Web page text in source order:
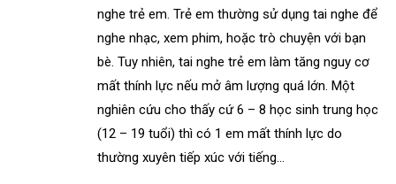
nghe trẻ em. Trẻ em thường sử dụng tai nghe để
nghe nhạc, xem phim, hoặc trò chuyện với bạn
bè. Tuy nhiên, tai nghe trẻ em làm tăng nguy cơ
mất thính lực nếu mở âm lượng quá lớn. Một
nghiên cứu cho thấy cứ 6 – 8 học sinh trung học
(12 – 19 tuổi) thì có 1 em mất thính lực do
thường xuyên tiếp xúc với tiếng...